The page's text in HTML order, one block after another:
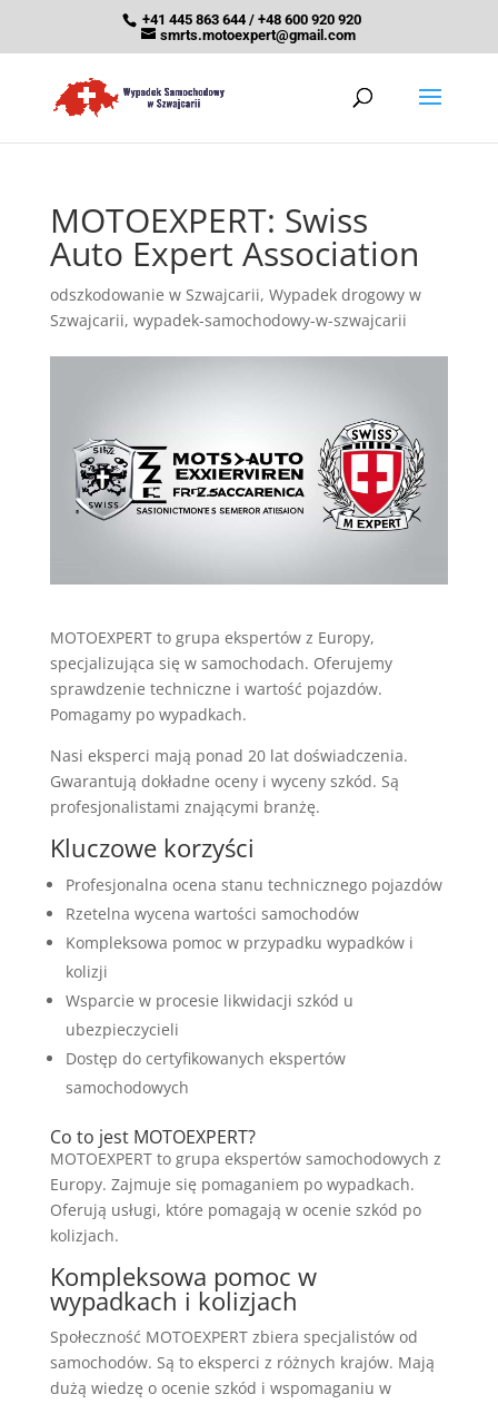
+41 445 863 644 / +48 600 920 920
smrts.motoexpert@gmail.com
MOTOEXPERT: Swiss
Auto Expert Association
odszkodowanie w Szwajcarii, Wypadek drogowy w
Szwajcarii, wypadek-samochodowy-w-szwajcarii
MOTOEXPERT to grupa ekspertów z Europy,
specjalizująca się w samochodach. Oferujemy
sprawdzenie techniczne i wartość pojazdów.
Pomagamy po wypadkach.
Nasi eksperci mają ponad 20 lat doświadczenia.
Gwarantują dokładne oceny i wyceny szkód. Są
profesjonalistami znającymi branżę.
Kluczowe korzyści
Profesjonalna ocena stanu technicznego pojazdów
Rzetelna wycena wartości samochodów
Kompleksowa pomoc w przypadku wypadków i
kolizji
Wsparcie w procesie likwidacji szkód u
ubezpieczycieli
Dostęp do certyfikowanych ekspertów
samochodowych
Co to jest MOTOEXPERT?
MOTOEXPERT to grupa ekspertów samochodowych z
Europy. Zajmuje się pomaganiem po wypadkach.
Oferują usługi, które pomagają w ocenie szkód po
kolizjach.
Kompleksowa pomoc w
wypadkach i kolizjach
Społeczność MOTOEXPERT zbiera specjalistów od
samochodów. Są to eksperci z różnych krajów. Mają
dużą wiedzę o ocenie szkód i wspomaganiu w